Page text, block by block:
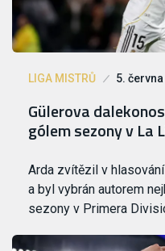
LIGA MISTRŮ 5.
Gülerova
gólem sezony v La
Arda zvítězil v
a byl vybrán autorem
sezony v Primera